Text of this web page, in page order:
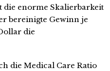
die enorme Skalierbarkeit
bereinigte Gewinn je
die
die Medical Care Ratio